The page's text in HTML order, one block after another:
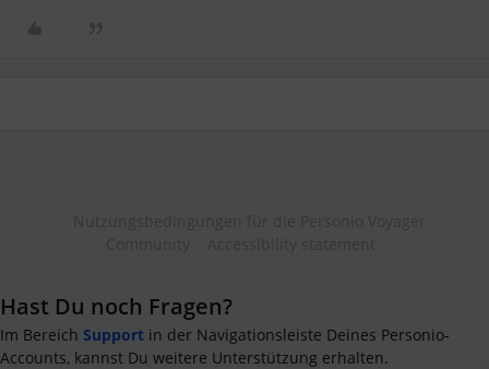
Hast Du noch Fragen?
Im Bereich Support in der Navigationsleiste Deines Personio-
Accounts, kannst Du weitere Unterstützung erhalten.